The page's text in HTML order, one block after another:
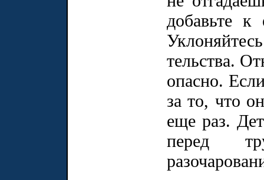
добавьте к
тельства.
опасно.
за то, что
еще раз.
перед